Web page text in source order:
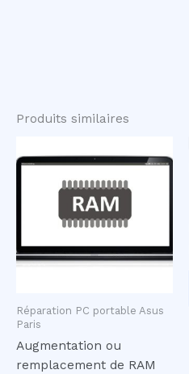
Produits similaires
Réparation PC portable Asus
Paris
Augmentation ou
remplacement de RAM